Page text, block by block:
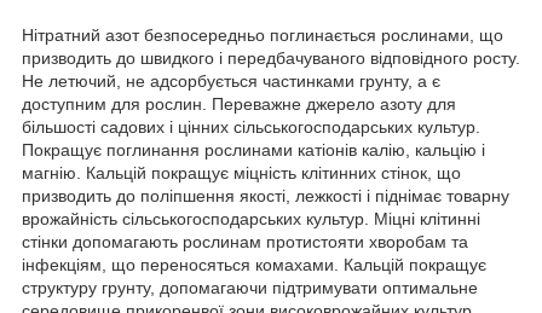
Нітратний азот безпосередньо поглинається рослинами, що
призводить до швидкого і передбачуваного відповідного росту.
Не летючий, не адсорбується частинками грунту, а є
доступним для рослин. Переважне джерело азоту для
більшості садових і цінних сільськогосподарських культур.
Покращує поглинання рослинами катіонів калію, кальцію і
магнію. Кальцій покращує міцність клітинних стінок, що
призводить до поліпшення якості, лежкості і піднімає товарну
врожайність сільськогосподарських культур. Міцні клітинні
стінки допомагають рослинам протистояти хворобам та
інфекціям, що переносяться комахами. Кальцій покращує
структуру грунту, допомагаючи підтримувати оптимальне